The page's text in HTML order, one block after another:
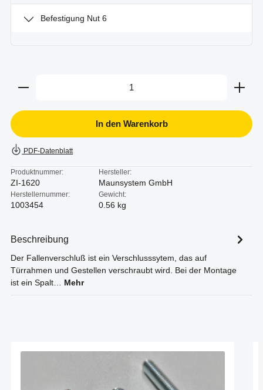
Befestigung Nut 6
Produkt Anzahl: Gib den gewünschten Wert ein
In den Warenkorb
PDF-Datenblatt
Produktnummer:
ZI-1620
Hersteller:
Maunsystem GmbH
Herstellernummer:
1003454
Gewicht:
0.56 kg
Beschreibung
Der Fallenverschluß ist ein Verschlusssytem, das auf
Türrahmen und Gestellen verschraubt wird. Bei der Montage
ist ein Spalt… Mehr